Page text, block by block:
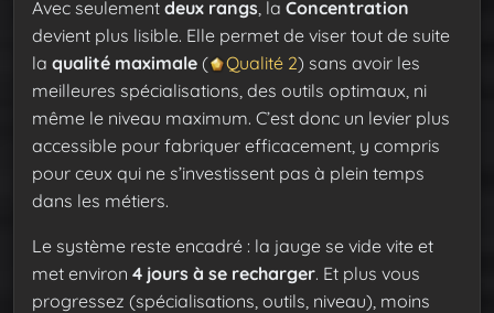
Avec seulement deux rangs , la Concentration
devient plus lisible. Elle permet de viser tout de suite
la qualité maximale ( Qualité 2) sans avoir les
meilleures spécialisations, des outils optimaux, ni
même le niveau maximum. C’est donc un levier plus
accessible pour fabriquer efficacement, y compris
pour ceux qui ne s’investissent pas à plein temps
dans les métiers.
Le système reste encadré : la jauge se vide vite et
met environ 4 jours à se recharger. Et plus vous
progressez (spécialisations, outils, niveau), moins